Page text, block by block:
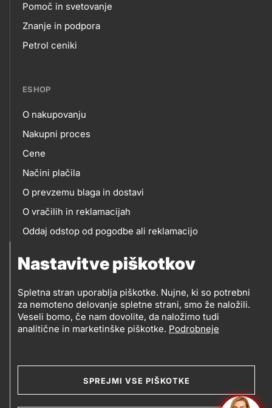
Nastavitve piškotkov
Spletna stran uporablja piškotke. Nujne, ki so potrebni
za nemoteno delovanje spletne strani, smo že naložili.
Veseli bomo, če nam dovolite, da naložimo tudi
analitične in marketinške piškotke. Podrobneje
SPREJMI VSE PIŠKOTKE
Footer
links
Pomoč in svetovanje
Znanje in podpora
Petrol ceniki
ESHOP
eshop
O nakupovanju
Nakupni proces
Cene
Načini plačila
O prevzemu blaga in dostavi
O vračilih in reklamacijah
Oddaj odstop od pogodbe ali reklamacijo
(OEEO)
and
Varstvo zasebnosti in osebnih podatkov